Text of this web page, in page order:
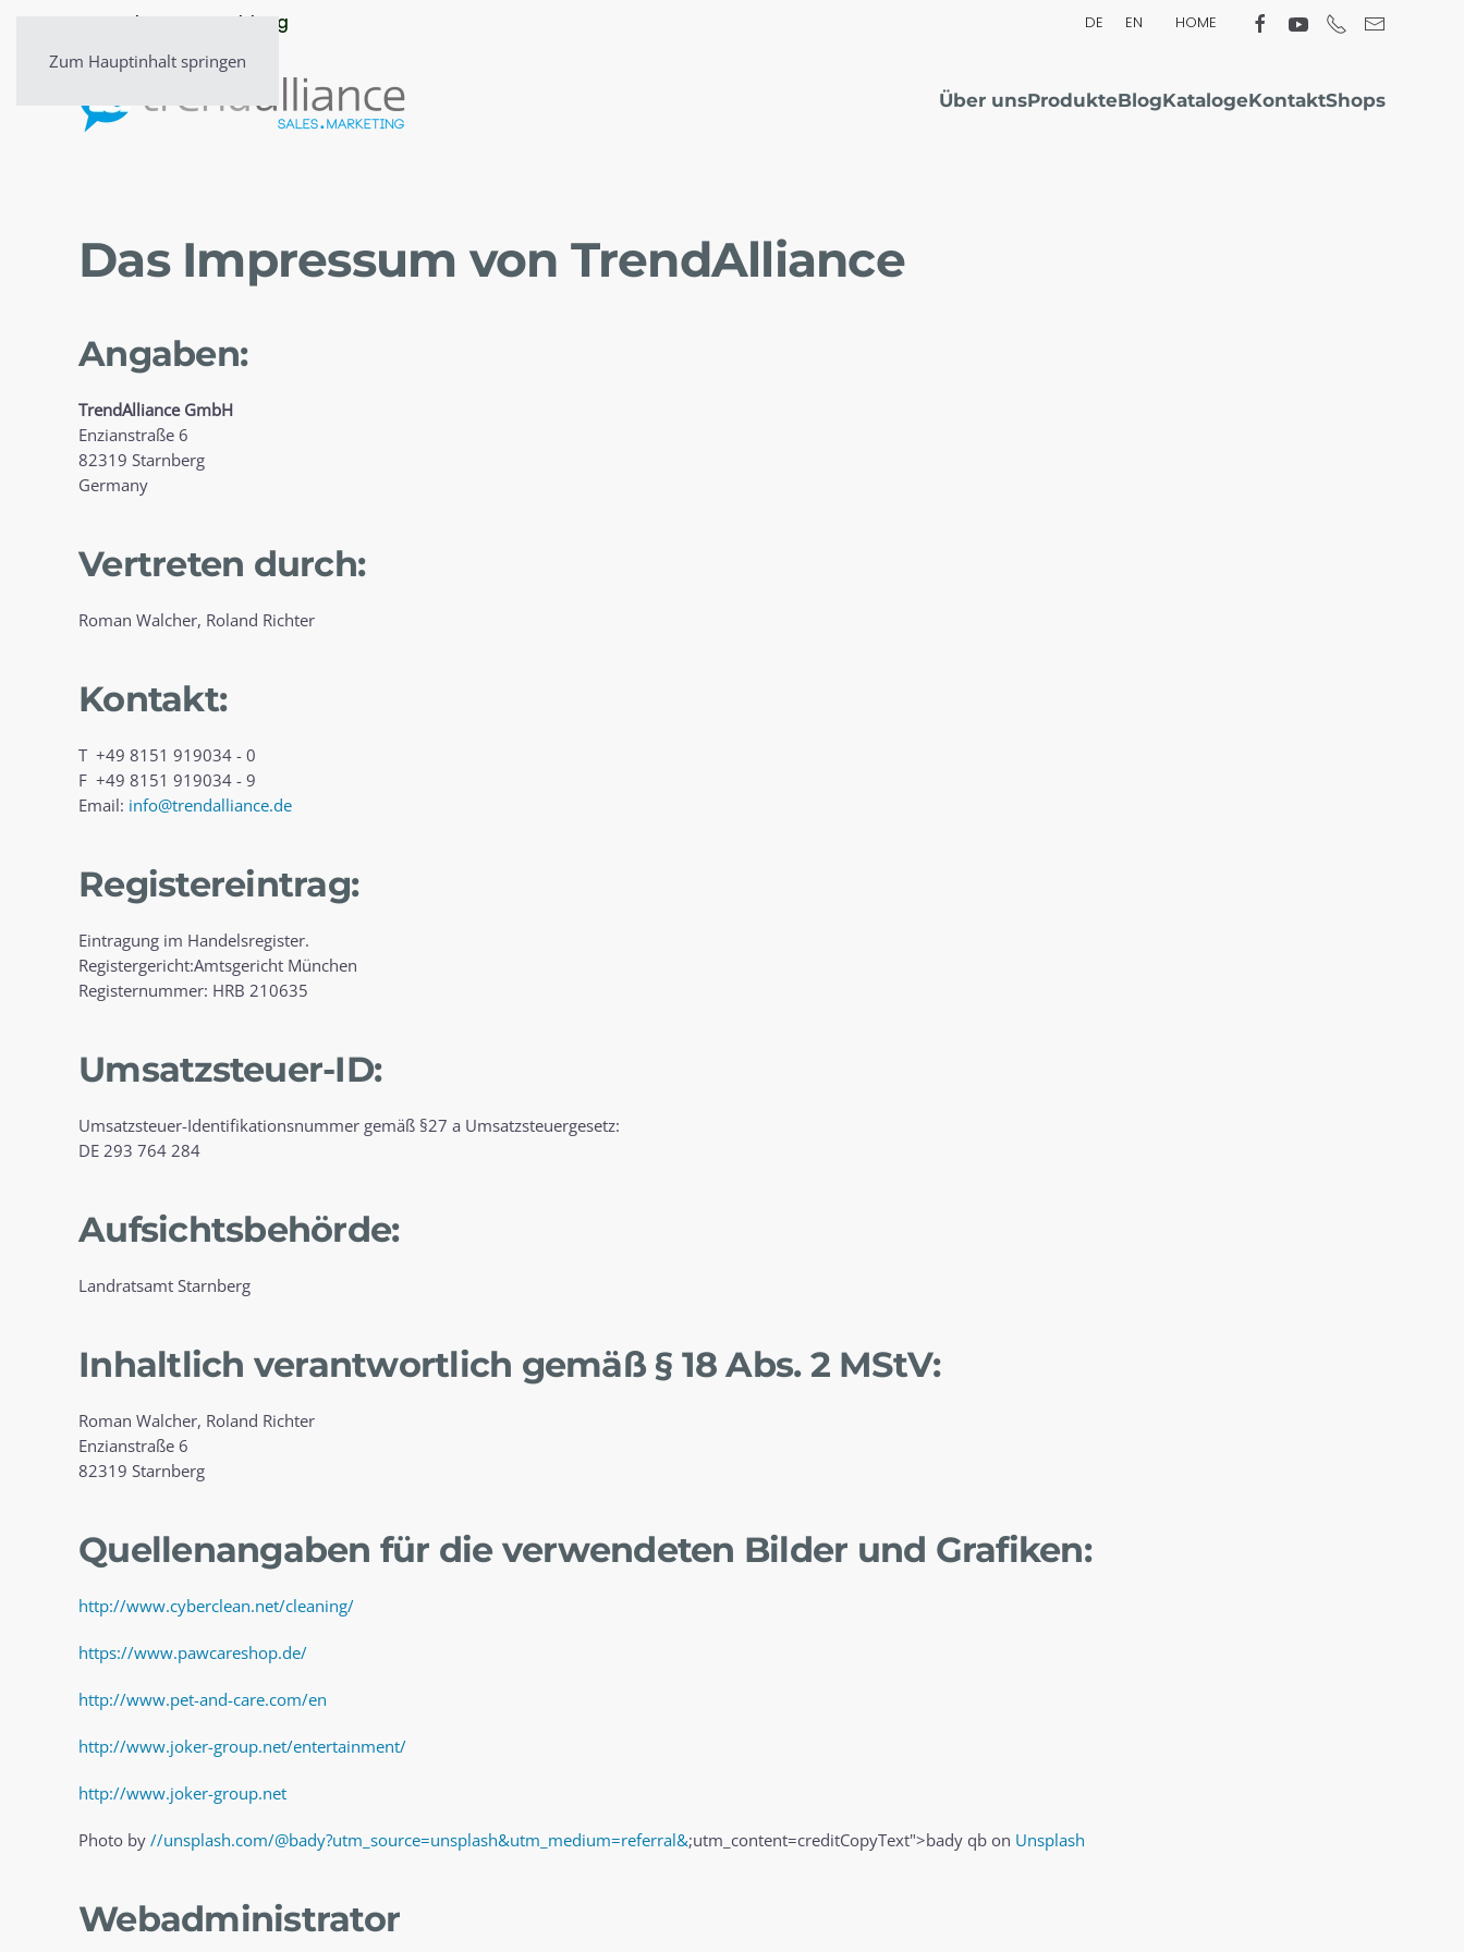
Zum Hauptinhalt springen
» Newsletter-Anmeldung DE EN HOME
Über unsProdukteBlogKatalogeKontaktShops
Das Impressum von Trend­Alliance
Angaben:
TrendAlliance GmbH
Enzianstraße 6
82319 Starnberg
Germany
Vertreten durch:
Roman Walcher, Roland Richter
Kontakt:
T +49 8151 919034 - 0
F +49 8151 919034 - 9
Email: info@trendalliance.de
Registereintrag:
Eintragung im Handelsregister.
Registergericht:Amtsgericht München
Registernummer: HRB 210635
Umsatzsteuer-ID:
Umsatzsteuer-Identifikationsnummer gemäß §27 a Umsatzsteuergesetz:
DE 293 764 284
Aufsichtsbehörde:
Landratsamt Starnberg
Inhaltlich verantwortlich gemäß § 18 Abs. 2 MStV:
Roman Walcher, Roland Richter
Enzianstraße 6
82319 Starnberg
Quellenangaben für die verwendeten Bilder und Grafiken:
http://www.cyberclean.net/cleaning/
https://www.pawcareshop.de/
http://www.pet-and-care.com/en
http://www.joker-group.net/entertainment/
http://www.joker-group.net
Photo by //unsplash.com/@bady?utm_source=unsplash&utm_medium=referral&;utm_content=creditCopyText">bady qb on Unsplash
Webadministrator